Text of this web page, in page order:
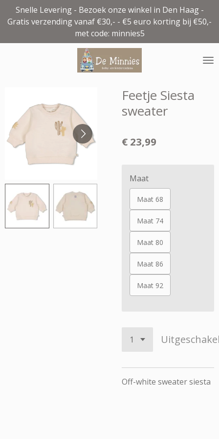
direct
de
Snelle Levering - Bezoek onze winkel in Den Haag -
Gratis verzending vanaf €30,- - €5 euro korting bij €50,-
met code: minnies5
Feetje Siesta
sweater
€ 23,99
Maat
Maat 68
Maat 74
Maat 80
Maat 86
Maat 92
Off-white sweater siesta